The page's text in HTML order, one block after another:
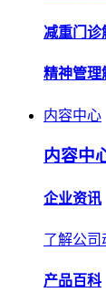
减重门诊
精神管理
内容中心
内容中
企业资讯
了解公司
产品百科